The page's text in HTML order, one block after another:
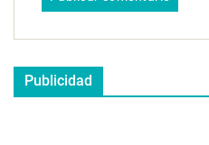
Publicidad